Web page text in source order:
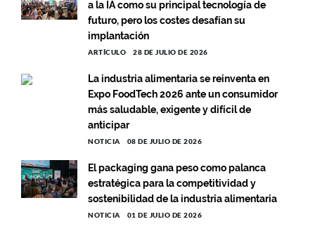
a la IA como su principal tecnología de
futuro, pero los costes desafían su
implantación
ARTÍCULO 28 DE JULIO DE 2026
La industria alimentaria se reinventa en
Expo FoodTech 2026 ante un consumidor
más saludable, exigente y difícil de
anticipar
NOTICIA 08 DE JULIO DE 2026
El packaging gana peso como palanca
estratégica para la competitividad y
sostenibilidad de la industria alimentaria
NOTICIA 01 DE JULIO DE 2026